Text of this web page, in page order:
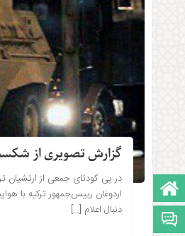
صفحه نخست
تالار گفتمان
گزارش تصویری از
اردوغان رییس‌جمهور ترکیه با
دنبال اعلام […]